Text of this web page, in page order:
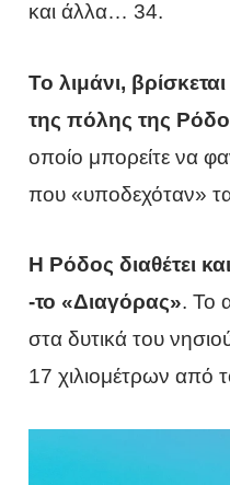
και άλλα… 34.
Το λιμάνι,
της πόλης της
οποίο μπορείτε να
που «υποδεχόταν»
Η Ρόδος διαθέτει
-το «Διαγόρας». Το
στα δυτικά του
17 χιλιομέτρων από